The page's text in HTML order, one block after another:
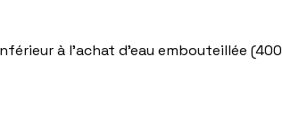
à l'achat d'eau embouteillée